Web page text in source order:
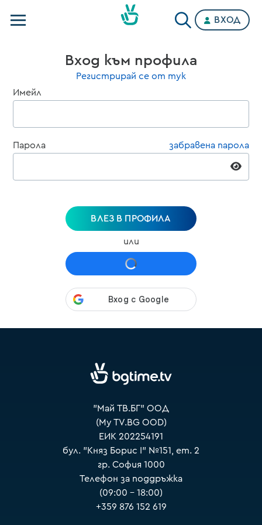
Категории
ВХОД
Вход към профила
Регистрирай се от тук
Имейл
Парола забравена парола
ВЛЕЗ В ПРОФИЛА
или
"Май ТВ.БГ" ООД
(My TV.BG OOD)
ЕИК 202254191
бул. "Княз Борис I" №151, ет. 2
гр. София 1000
Телефон за поддръжка
(09:00 – 18:00)
+359 876 152 619